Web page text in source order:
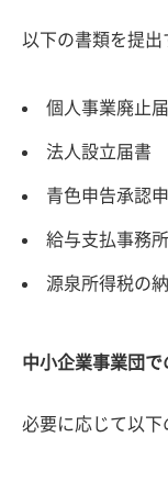
以下の書類を提出
個人事業廃止届
法人設立届書
青色申告承認
給与支払事務
源泉所得税の
中小企業事業団で
必要に応じて以下